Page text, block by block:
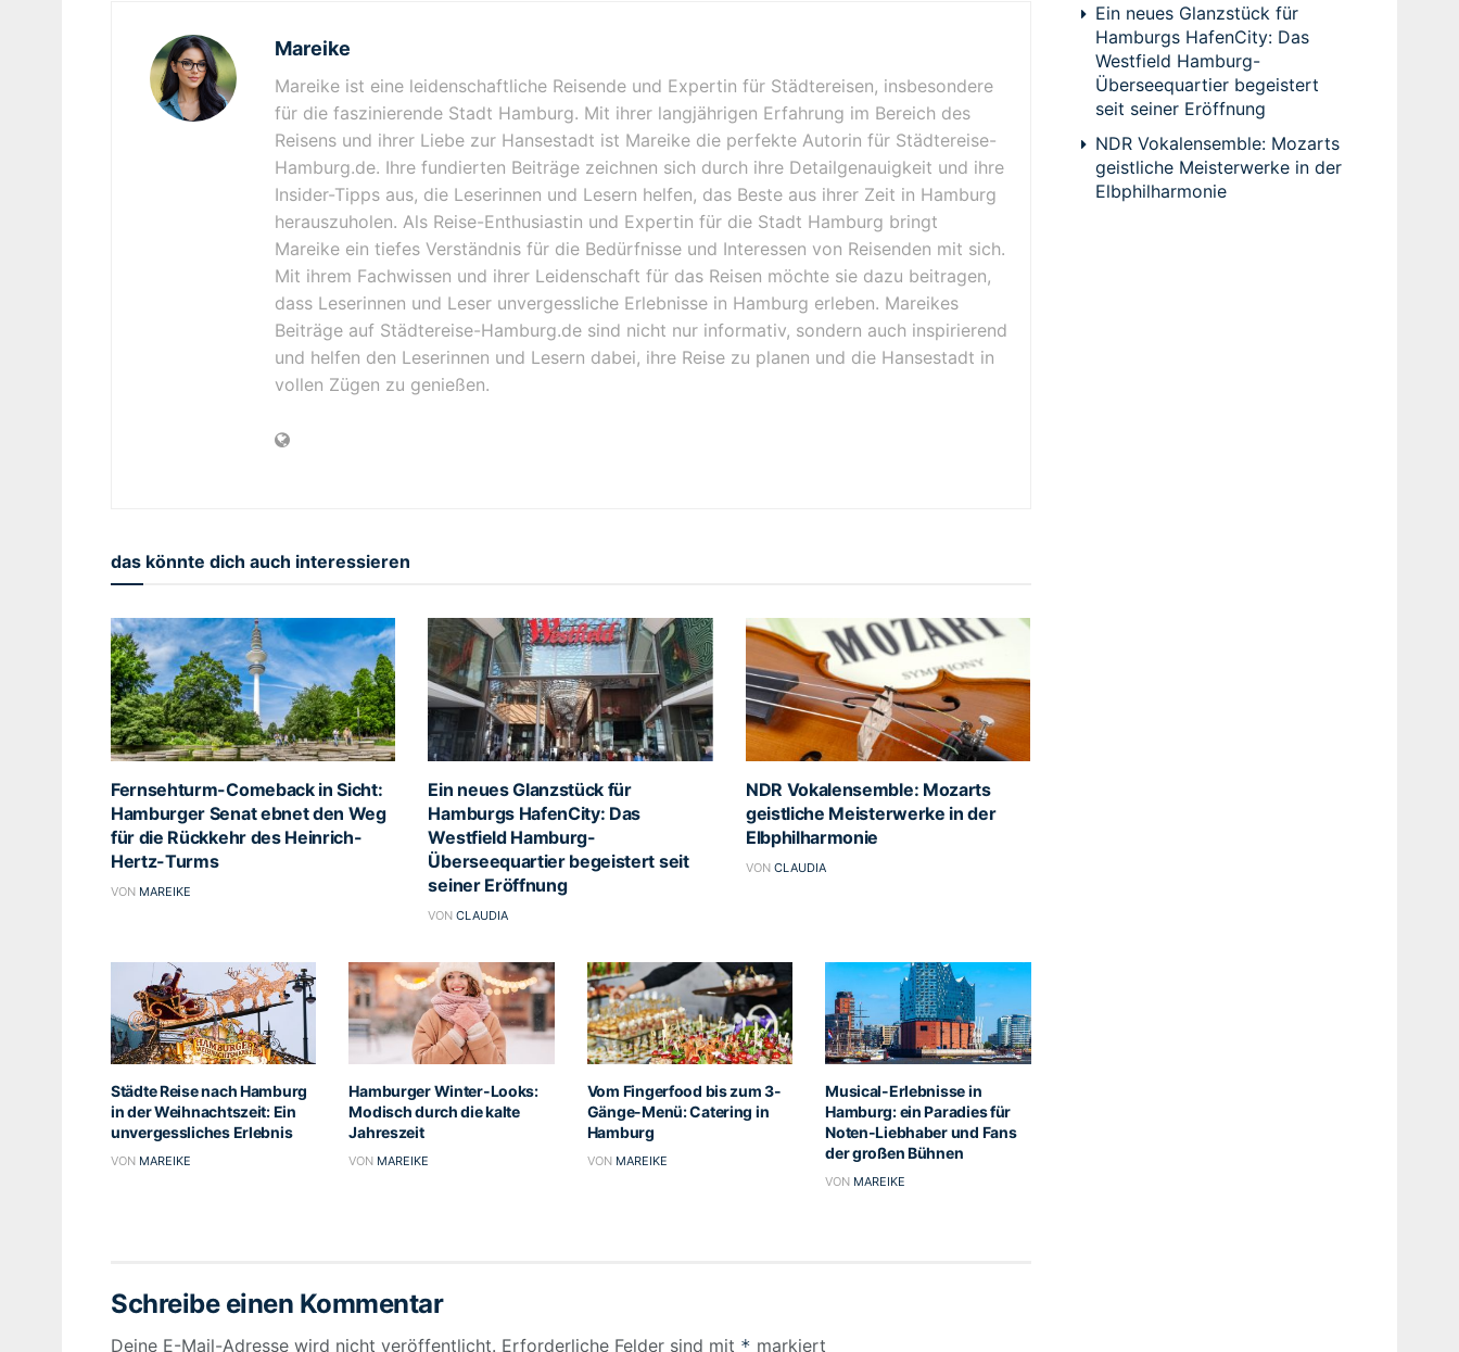
Mareike
Mareike ist eine leidenschaftliche Reisende und Expertin für Städtereisen, insbesondere
für die faszinierende Stadt Hamburg. Mit ihrer langjährigen Erfahrung im Bereich des
Reisens und ihrer Liebe zur Hansestadt ist Mareike die perfekte Autorin für Städtereise-
Hamburg.de. Ihre fundierten Beiträge zeichnen sich durch ihre Detailgenauigkeit und ihre
Insider-Tipps aus, die Leserinnen und Lesern helfen, das Beste aus ihrer Zeit in Hamburg
herauszuholen. Als Reise-Enthusiastin und Expertin für die Stadt Hamburg bringt
Mareike ein tiefes Verständnis für die Bedürfnisse und Interessen von Reisenden mit sich.
Mit ihrem Fachwissen und ihrer Leidenschaft für das Reisen möchte sie dazu beitragen,
dass Leserinnen und Leser unvergessliche Erlebnisse in Hamburg erleben. Mareikes
Beiträge auf Städtereise-Hamburg.de sind nicht nur informativ, sondern auch inspirierend
und helfen den Leserinnen und Lesern dabei, ihre Reise zu planen und die Hansestadt in
vollen Zügen zu genießen.
das könnte dich auch interessieren
Fernsehturm-Comeback in Sicht:
Hamburger Senat ebnet den Weg
für die Rückkehr des Heinrich-
Hertz-Turms
VON MAREIKE
Ein neues Glanzstück für
Hamburgs HafenCity: Das
Westfield Hamburg-
Überseequartier begeistert seit
seiner Eröffnung
VON CLAUDIA
NDR Vokalensemble: Mozarts
geistliche Meisterwerke in der
Elbphilharmonie
VON CLAUDIA
Städte Reise nach Hamburg
in der Weihnachtszeit: Ein
unvergessliches Erlebnis
VON MAREIKE
Hamburger Winter-Looks:
Modisch durch die kalte
Jahreszeit
VON MAREIKE
Vom Fingerfood bis zum 3-
Gänge-Menü: Catering in
Hamburg
VON MAREIKE
Musical-Erlebnisse in
Hamburg: ein Paradies für
Noten-Liebhaber und Fans
der großen Bühnen
VON MAREIKE
Schreibe einen Kommentar
Deine E-Mail-Adresse wird nicht veröffentlicht. Erforderliche Felder sind mit * markiert
Ein neues Glanzstück für
Hamburgs HafenCity: Das
Westfield Hamburg-
Überseequartier begeistert
seit seiner Eröffnung
NDR Vokalensemble: Mozarts
geistliche Meisterwerke in der
Elbphilharmonie